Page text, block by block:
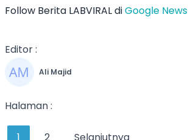
Follow Berita LABVIRAL diGoogle News
Editor :
Ali Majid
Halaman :